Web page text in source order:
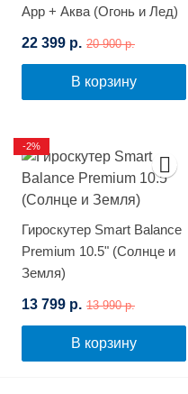
App + Аква (Огонь и Лед)
22 399 р. 20 900 р.
В корзину
Гироскутер Smart Balance
Premium 10.5" (Солнце и
Земля)
13 799 р. 13 990 р.
В корзину
-2%